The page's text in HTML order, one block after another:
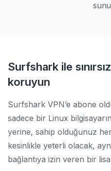
Surfshark ile
koruyun
Surfshark VPN’e abone
sadece bir Linux
yerine, sahip olduğunuz
kesinlikle yeterli olacak, aynı
bağlantıya izin veren bir